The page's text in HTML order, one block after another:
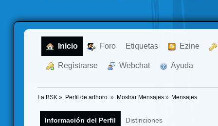
Inicio Foro Etiquetas Ezine
Registrarse Webchat Ayuda
La BSK » Perfil de adhoro » Mostrar Mensajes» Mensajes
Información del Perfil Distinciones